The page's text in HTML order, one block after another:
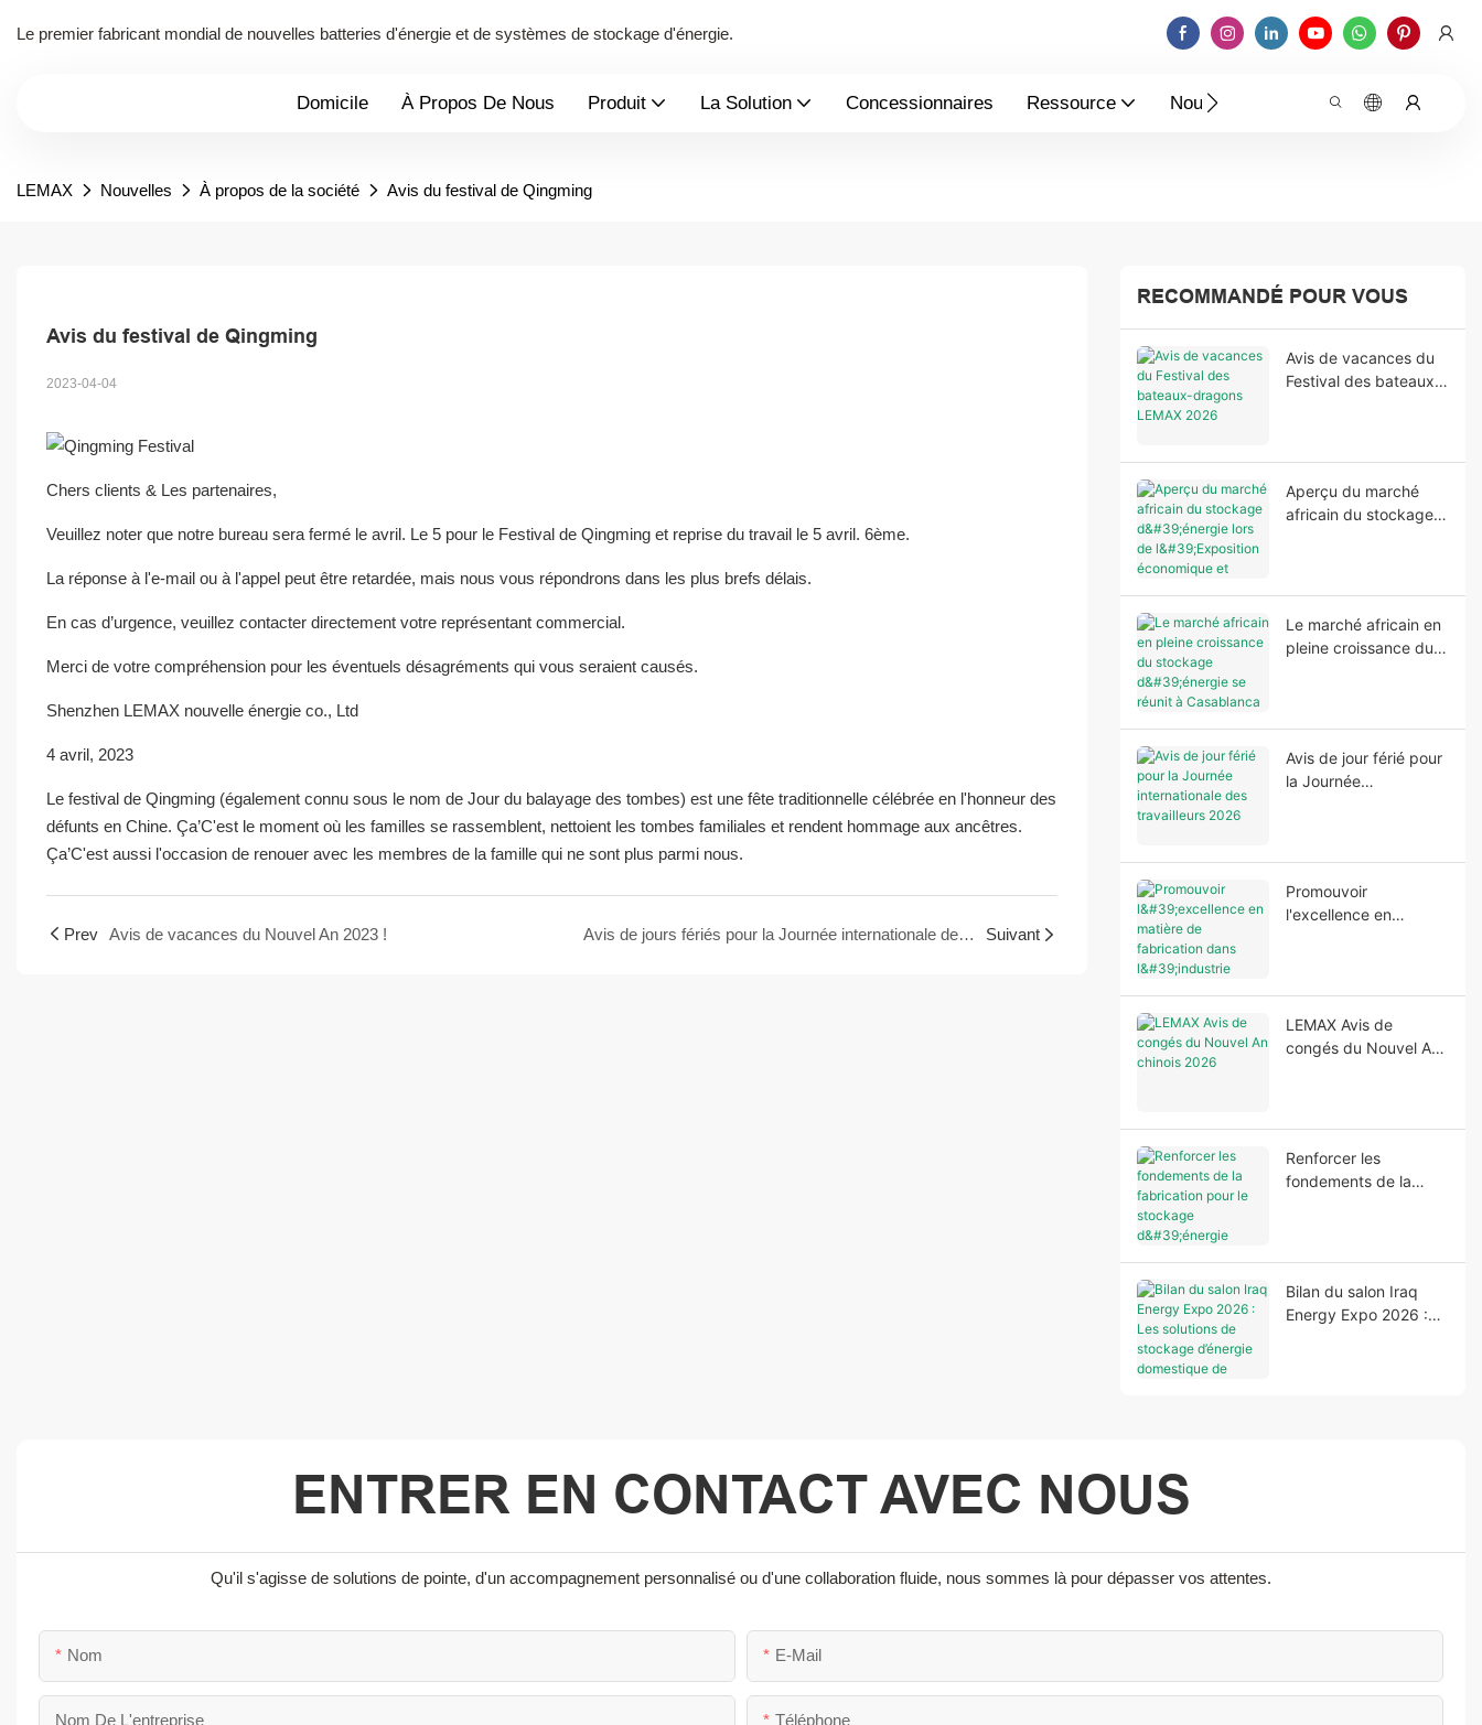
Le premier fabricant mondial de nouvelles batteries d'énergie et de systèmes de stockage d'énergie.
Domicile À Propos De Nous Produit La Solution Concessionnaires Ressource Nouvelles Contactez-Nous
LEMAX Nouvelles À propos de la société Avis du festival de Qingming
Avis du festival de Qingming
2023-04-04
Chers clients & Les partenaires,
Veuillez noter que notre bureau sera fermé le avril. Le 5 pour le Festival de Qingming et reprise du travail le 5 avril. 6ème.
La réponse à l'e-mail ou à l'appel peut être retardée, mais nous vous répondrons dans les plus brefs délais.
En cas d’urgence, veuillez contacter directement votre représentant commercial.
Merci de votre compréhension pour les éventuels désagréments qui vous seraient causés.
Shenzhen LEMAX nouvelle énergie co., Ltd
4 avril, 2023
Le festival de Qingming (également connu sous le nom de Jour du balayage des tombes) est une fête traditionnelle célébrée en l'honneur des
défunts en Chine. Ça’C'est le moment où les familles se rassemblent, nettoient les tombes familiales et rendent hommage aux ancêtres.
Ça’C'est aussi l'occasion de renouer avec les membres de la famille qui ne sont plus parmi nous.
Prev Avis de vacances du Nouvel An 2023 ! Avis de jours fériés pour la Journée internationale des travailleurs Suivant
RECOMMANDÉ POUR VOUS
Avis de vacances du
Festival des bateaux-
Aperçu du marché
africain du stockage
Afrique Maroc 2026
Le marché africain en
pleine croissance du
Avis de jour férié pour
la Journée
Promouvoir
l'excellence en
LEMAX Avis de
congés du Nouvel An
Renforcer les
fondements de la
Bilan du salon Iraq
Energy Expo 2026 :
ENTRER EN CONTACT AVEC NOUS
Qu'il s'agisse de solutions de pointe, d'un accompagnement personnalisé ou d'une collaboration fluide, nous sommes là pour dépasser vos attentes.
Nom E-Mail
Nom De L'entreprise Téléphone